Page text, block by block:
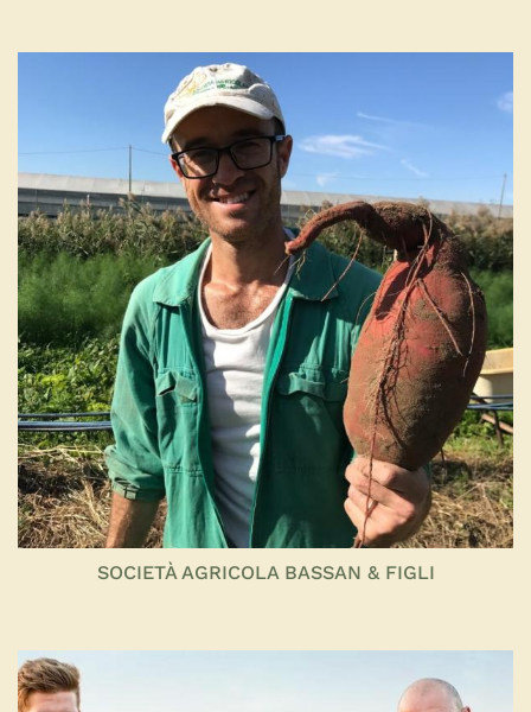
SOCIETÀ AGRICOLA BASSAN & FIGLI